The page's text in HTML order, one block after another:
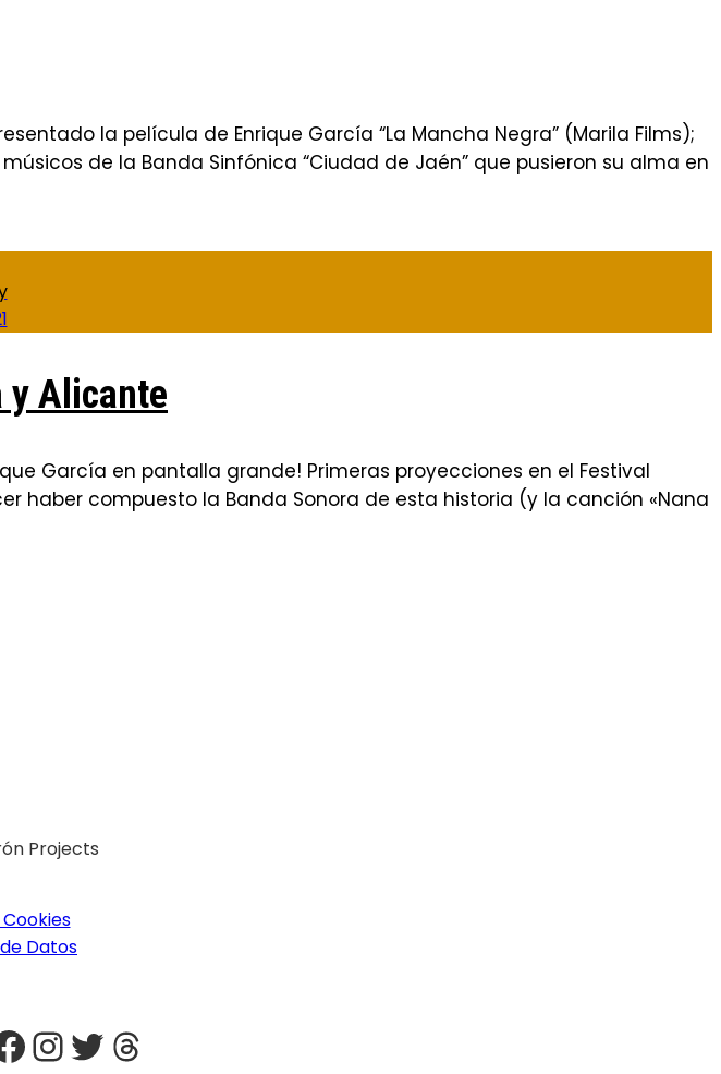
la película de Enrique García “La Mancha Negra” (Marila Films);
de la Banda Sinfónica “Ciudad de Jaén” que pusieron su alma en
y Alicante
García en pantalla grande! Primeras proyecciones en el Festival
haber compuesto la Banda Sonora de esta historia (y la canción «Nana
Projects
Datos
Instagram
Twitter
Threads